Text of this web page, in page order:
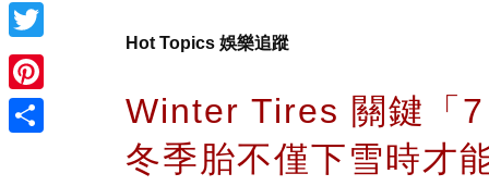
Facebook
Twitter
Pinterest
Hot Topics 娛樂追蹤
Winter Tires 關鍵「
冬季胎不僅下雪時才